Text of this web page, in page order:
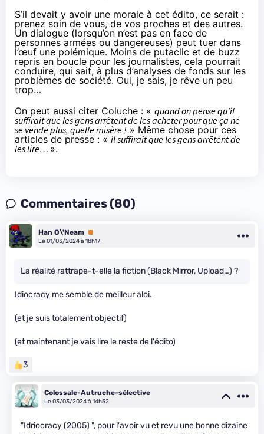
S’il devait y avoir une morale à cet édito, ce serait :
prenez soin de vous, de vos proches et des autres.
Un dialogue (lorsqu’on n’est pas en face de
personnes armées ou dangereuses) peut tuer dans
l’œuf une polémique. Moins de putaclic et de buzz
repris en boucle pour les journalistes, cela pourrait
conduire, qui sait, à plus d’analyses de fonds sur les
problèmes de société. Oui, je sais, je rêve un peu
trop…
On peut aussi citer Coluche : « quand on pense qu'il
suffirait que les gens arrêtent de les acheter pour que ça ne
se vende plus, quelle misère ! » Même chose pour ces
articles de presse : « il suffirait que les gens arrêtent de
les lire… ».
Commentaires (80)
Han O\'Neam Premium
Le 01/03/2024 à 18h17
La réalité rattrape-t-elle la fiction (Black Mirror, Upload…) ?
Idiocracy me semble de meilleur aloi.
(et je suis totalement objectif)
(et maintenant je vais lire le reste de l'édito)
3
Colossale-Autruche-sélective
Le 03/03/2024 à 14h52
"Idriocracy (2005) ", pour l'avoir vu et revu une bonne dizaine